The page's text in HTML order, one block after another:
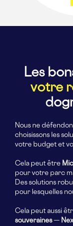
Les
votre
Nous ne
choisissons les
votre budget et
Cela peut être
pour votre parc
Des solutions
pour lesquelles
Cela peut aussi
souveraines—